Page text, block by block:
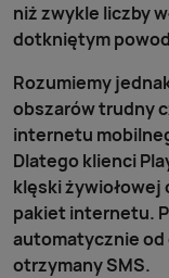
niż zwykle liczby
dotkniętym
Rozumiemy
obszarów trudny
internetu
Dlatego klienci
klęski
pakiet internetu.
automatycznie
otrzymany SMS.